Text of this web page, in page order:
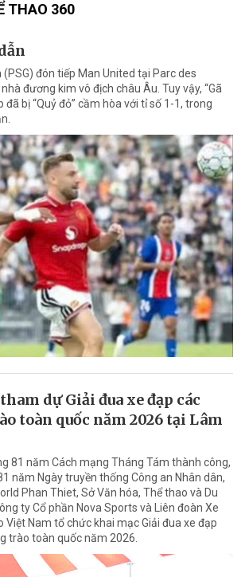
THAO 360
đón tiếp Man United tại Parc des
đương kim vô địch châu Âu. Tuy vậy, “Gã
đã bị “Quỷ đỏ” cầm hòa với tỉ số 1-1, trong
dự Giải đua xe đạp các
toàn quốc năm 2026 tại Lâm
81 năm Cách mạng Tháng Tám thành công,
năm Ngày truyền thống Công an Nhân dân,
Phan Thiet, Sở Văn hóa, Thể thao và Du
ty Cổ phần Nova Sports và Liên đoàn Xe
Việt Nam tổ chức khai mạc Giải đua xe đạp
trào toàn quốc năm 2026.